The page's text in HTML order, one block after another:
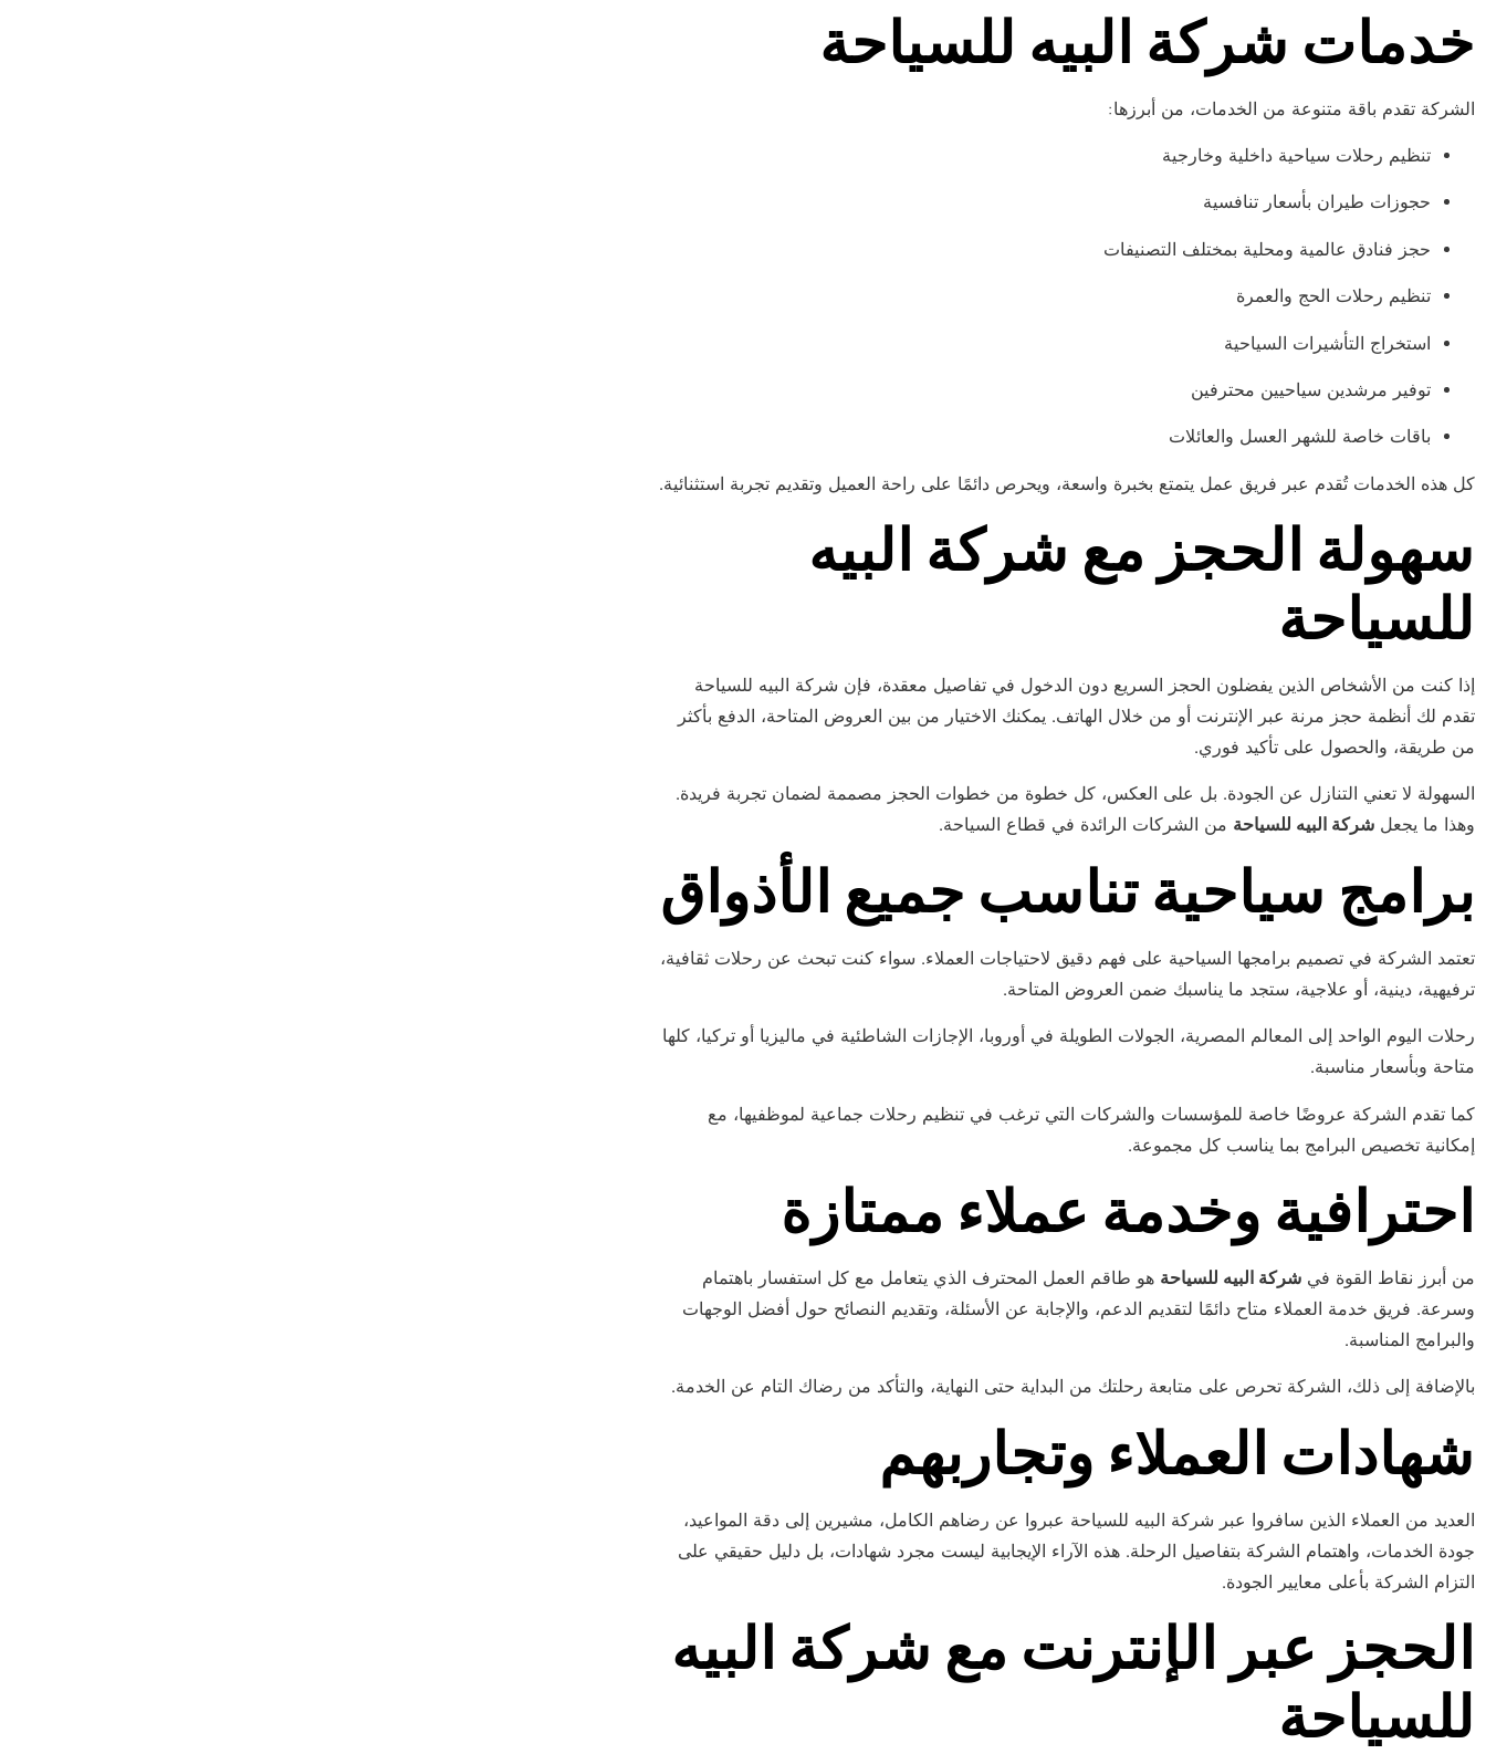
خدمات شركة البيه للسياحة
الشركة تقدم باقة متنوعة من الخدمات، من أبرزها:
تنظيم رحلات سياحية داخلية وخارجية
حجوزات طيران بأسعار تنافسية
حجز فنادق عالمية ومحلية بمختلف التصنيفات
تنظيم رحلات الحج والعمرة
استخراج التأشيرات السياحية
توفير مرشدين سياحيين محترفين
باقات خاصة للشهر العسل والعائلات
كل هذه الخدمات تُقدم عبر فريق عمل يتمتع بخبرة واسعة، ويحرص دائمًا على راحة العميل وتقديم تجربة استثنائية.
سهولة الحجز مع شركة البيه
للسياحة
إذا كنت من الأشخاص الذين يفضلون الحجز السريع دون الدخول في تفاصيل معقدة، فإن شركة البيه للسياحة
تقدم لك أنظمة حجز مرنة عبر الإنترنت أو من خلال الهاتف. يمكنك الاختيار من بين العروض المتاحة، الدفع بأكثر
من طريقة، والحصول على تأكيد فوري.
السهولة لا تعني التنازل عن الجودة. بل على العكس، كل خطوة من خطوات الحجز مصممة لضمان تجربة فريدة.
وهذا ما يجعل شركة البيه للسياحة من الشركات الرائدة في قطاع السياحة.
برامج سياحية تناسب جميع الأذواق
تعتمد الشركة في تصميم برامجها السياحية على فهم دقيق لاحتياجات العملاء. سواء كنت تبحث عن رحلات ثقافية،
ترفيهية، دينية، أو علاجية، ستجد ما يناسبك ضمن العروض المتاحة.
رحلات اليوم الواحد إلى المعالم المصرية، الجولات الطويلة في أوروبا، الإجازات الشاطئية في ماليزيا أو تركيا، كلها
متاحة وبأسعار مناسبة.
كما تقدم الشركة عروضًا خاصة للمؤسسات والشركات التي ترغب في تنظيم رحلات جماعية لموظفيها، مع
إمكانية تخصيص البرامج بما يناسب كل مجموعة.
احترافية وخدمة عملاء ممتازة
من أبرز نقاط القوة في شركة البيه للسياحة هو طاقم العمل المحترف الذي يتعامل مع كل استفسار باهتمام
وسرعة. فريق خدمة العملاء متاح دائمًا لتقديم الدعم، والإجابة عن الأسئلة، وتقديم النصائح حول أفضل الوجهات
والبرامج المناسبة.
بالإضافة إلى ذلك، الشركة تحرص على متابعة رحلتك من البداية حتى النهاية، والتأكد من رضاك التام عن الخدمة.
شهادات العملاء وتجاربهم
العديد من العملاء الذين سافروا عبر شركة البيه للسياحة عبروا عن رضاهم الكامل، مشيرين إلى دقة المواعيد،
جودة الخدمات، واهتمام الشركة بتفاصيل الرحلة. هذه الآراء الإيجابية ليست مجرد شهادات، بل دليل حقيقي على
التزام الشركة بأعلى معايير الجودة.
الحجز عبر الإنترنت مع شركة البيه
للسياحة